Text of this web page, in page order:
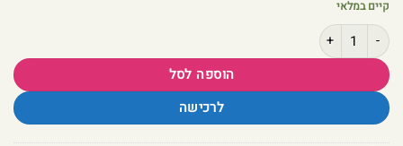
קיים במלאי
כמות של התנור הראשון שלי - מארז שף חגיגי עם מגש אפייה ושפע אביזרים
הוספה לסל
לרכישה